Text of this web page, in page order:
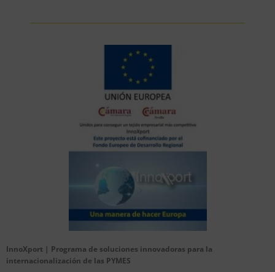
InnoXport | Programa de soluciones innovadoras para la
internacionalización de las PYMES